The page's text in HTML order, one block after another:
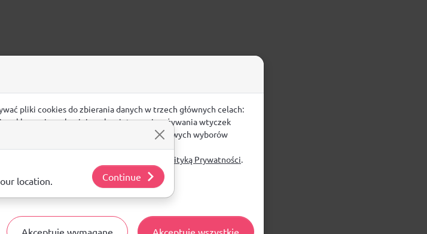
pliki cookies do zbierania danych w trzech głównych celach:
reklam w innych miejscach w internecie, używania wtyczek
przejdź do ustawień, by dokonać szczegółowych wyborów
Twoje dane, odwiedź naszą
Polityką Prywatności.
Akceptuję wymagane Akceptuję wszystkie
location.
Continue